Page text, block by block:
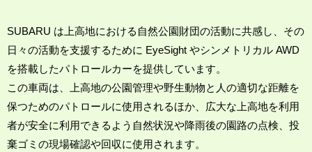
SUBARU は上高地における自然公園財団の活動に共感し、その
日々の活動を支援するために EyeSight やシンメトリカル AWD
を搭載したパトロールカーを提供しています。
この車両は、上高地の公園管理や野生動物と人の適切な距離を
保つためのパトロールに使用されるほか、広大な上高地を利用
者が安全に利用できるよう自然状況や降雨後の園路の点検、投
棄ゴミの現場確認や回収に使用されます。